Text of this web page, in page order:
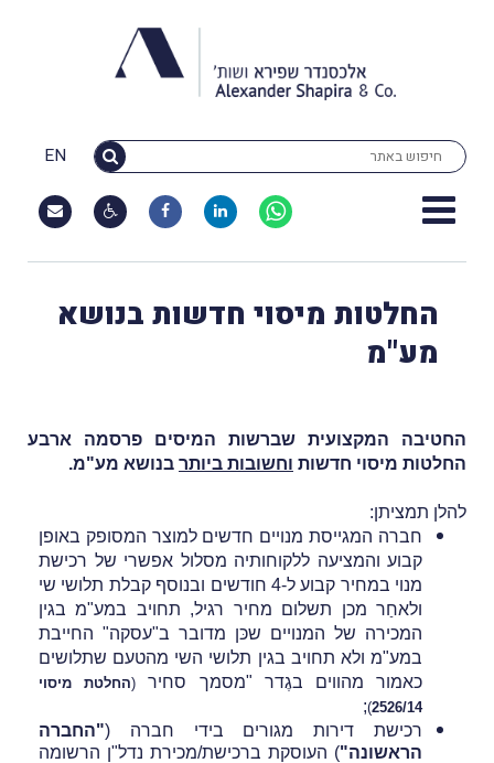
EN
החלטות מיסוי חדשות בנושא
מע"מ
החטיבה המקצועית שברשות המיסים פרסמה ארבע
החלטות מיסוי חדשות וחשובות ביותר בנושא מע"מ.
להלן תמציתן:
חברה המגייסת מנויים חדשים למוצר המסופק באופן
קבוע והמציעה ללקוחותיה מסלול אפשרי של רכישת
מנוי במחיר קבוע ל-4 חודשים ובנוסף קבלת תלושי שי
ולאחַר מכן תשלום מחיר רגיל, תחויב במע"מ בגין
המכירה של המנויים שכּן מדובר ב"עסקה" החייבת
במע"מ ולא תחויב בגין תלושי השי מהטעם שתלושים
כאמור מהווים בגֶדר "מסמך סחיר (החלטת מיסוי
2526/14
)
;
רכישת דירות מגורים בידי חברה ("החברה
הראשונה") העוסקת ברכישת/מכירת נדל"ן הרשומה